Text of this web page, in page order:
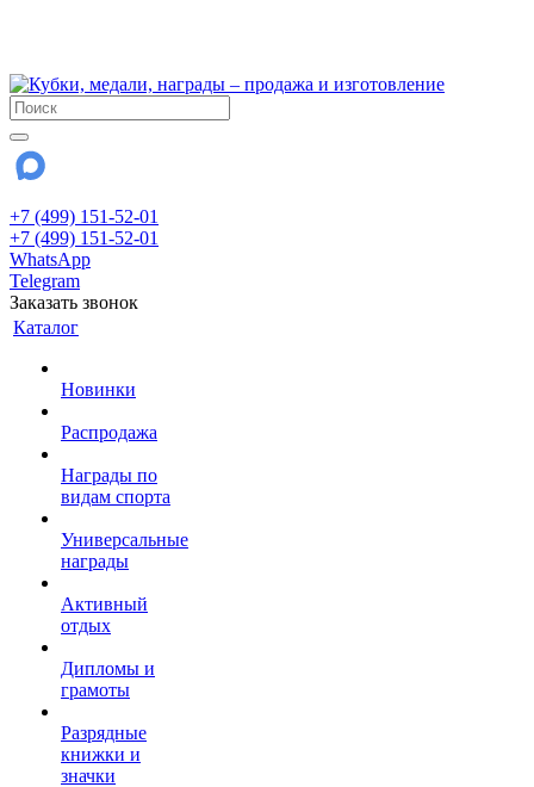
+7 (499) 151-52-01
+7 (499) 151-52-01
WhatsApp
Telegram
Заказать звонок
Каталог
Новинки
Распродажа
Награды по
видам спорта
Универсальные
награды
Активный
отдых
Дипломы и
грамоты
Разрядные
книжки и
значки